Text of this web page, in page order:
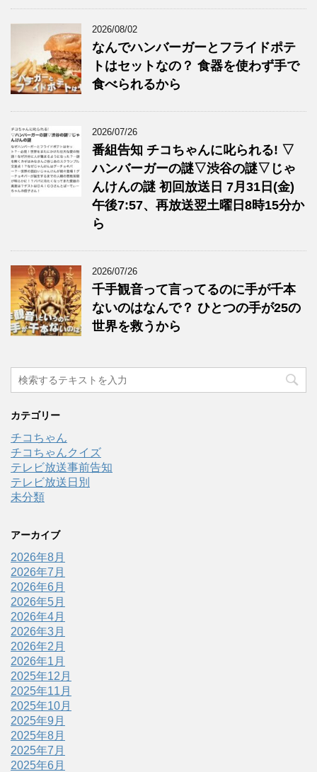
2026/08/02
なんでハンバーガーとフライドポテ
トはセットなの？ 食器を使わず手で
食べられるから
2026/07/26
番組告知 チコちゃんに叱られる! ▽
ハンバーガーの謎▽渋谷の謎▽じゃ
んけんの謎 初回放送日 7月31日(金)
午後7:57、再放送翌土曜日8時15分か
ら
2026/07/26
千手観音って言ってるのに手が千本
ないのはなんで？ ひとつの手が25の
世界を救うから
カテゴリー
チコちゃん
チコちゃんクイズ
テレビ放送事前告知
テレビ放送日別
未分類
アーカイブ
2026年8月
2026年7月
2026年6月
2026年5月
2026年4月
2026年3月
2026年2月
2026年1月
2025年12月
2025年11月
2025年10月
2025年9月
2025年8月
2025年7月
2025年6月